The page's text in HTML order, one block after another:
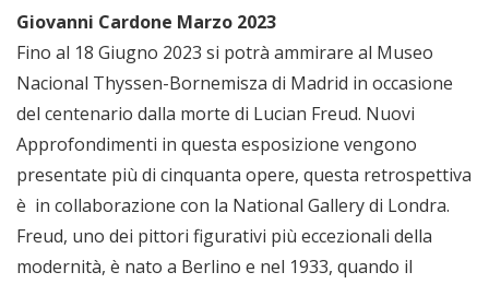
Giovanni Cardone Marzo 2023
Fino al 18 Giugno 2023 si potrà ammirare al Museo
Nacional Thyssen-Bornemisza di Madrid in occasione
del centenario dalla morte di Lucian Freud. Nuovi
Approfondimenti in questa esposizione vengono
presentate più di cinquanta opere, questa retrospettiva
è in collaborazione con la National Gallery di Londra.
Freud, uno dei pittori figurativi più eccezionali della
modernità, è nato a Berlino e nel 1933, quando il